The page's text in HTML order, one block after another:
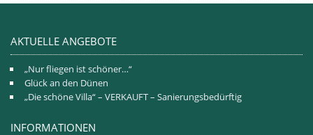
AKTUELLE ANGEBOTE
„Nur fliegen ist schöner…“
Glück an den Dünen
„Die schöne Villa“ – VERKAUFT – Sanierungsbedürftig
INFORMATIONEN